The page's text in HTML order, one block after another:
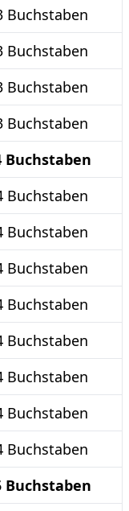
Buchstaben
Buchstaben
Buchstaben
Buchstaben
Buchstaben
Buchstaben
Buchstaben
Buchstaben
Buchstaben
Buchstaben
Buchstaben
Buchstaben
Buchstaben
Buchstaben